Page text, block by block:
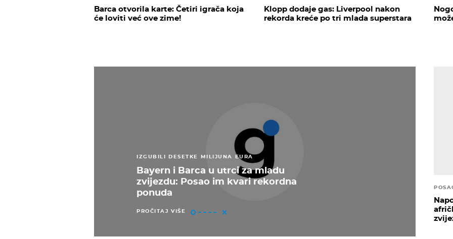
Barca otvorila karte: Četiri igrača koja
će loviti već ove zime!
Klopp dodaje gas: Liverpool nakon
rekorda kreće po tri mlada superstara
IZGUBILI DESETKE MILIJUNA EURA
Bayern i Barca u utrci za mladu
zvijezdu: Posao im kvari rekordna
ponuda
PROČITAJ VIŠE